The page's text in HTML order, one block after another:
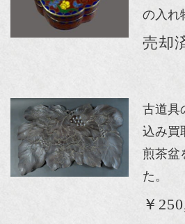
の入れ
売却
古道具
込み買
煎茶盆
た。
￥